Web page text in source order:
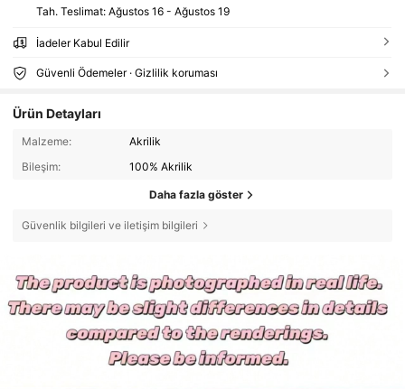
Tah. Teslimat: Ağustos 16 - Ağustos 19
İadeler Kabul Edilir
Güvenli Ödemeler · Gizlilik koruması
Ürün Detayları
Malzeme:
Akrilik
Bileşim:
100% Akrilik
Daha fazla göster
Güvenlik bilgileri ve iletişim bilgileri